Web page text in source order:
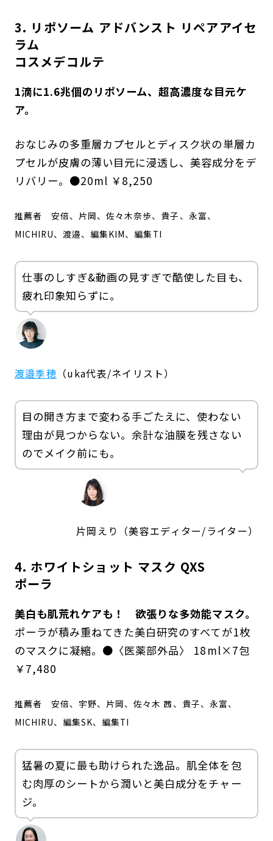
3. リポソーム アドバンスト リペアアイセ
ラム
コスメデコルテ
1滴に1.6兆個のリポソーム、超高濃度な目元ケ
ア。
おなじみの多重層カプセルとディスク状の単層カ
プセルが皮膚の薄い目元に浸透し、美容成分をデ
リバリー。●20ml ￥8,250
推薦者 安倍、片岡、佐々木奈歩、貴子、永富、
MICHIRU、渡邉、編集KIM、編集TI
仕事のしすぎ&動画の見すぎで酷使した目も、
疲れ印象知らずに。
渡邉季穂 （uka代表/ネイリスト）
目の開き方まで変わる手ごたえに、使わない
理由が見つからない。余計な油膜を残さない
のでメイク前にも。
片岡えり（美容エディター/ライター）
4. ホワイトショット マスク QXS
ポーラ
美白も肌荒れケアも！ 欲張りな多効能マスク。
ポーラが積み重ねてきた美白研究のすべてが1枚
のマスクに凝縮。●〈医薬部外品〉 18ml×7包
￥7,480
推薦者 安倍、宇野、片岡、佐々木 茜、貴子、永富、
MICHIRU、編集SK、編集TI
猛暑の夏に最も助けられた逸品。肌全体を包
む肉厚のシートから潤いと美白成分をチャー
ジ。